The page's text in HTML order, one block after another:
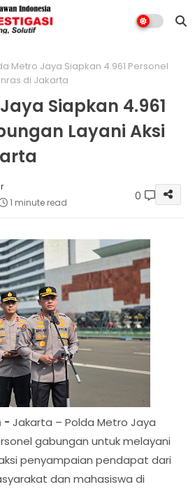
Metro Jaya Siapkan 4.961 Personel
di Jakarta
Siapkan 4.961
Layani Aksi
1 minute read 0
- Jakarta – Polda Metro Jaya
gabungan untuk melayani
penyampaian pendapat dari
dan mahasiswa di